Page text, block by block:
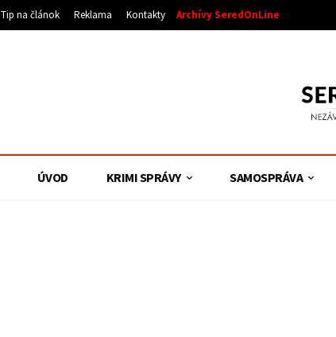
Tip na článok Reklama Kontakty Archívy SeredOnLine
ÚVOD KRIMI SPRÁVY SAMOSPRÁVA